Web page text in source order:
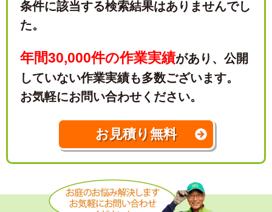
条件に該当する検索結果はありませんでし
た。
年間30,000件の作業実績があり、 公開
していない作業実績も多数ございます。
お気軽にお問い合わせください。
お見積り無料